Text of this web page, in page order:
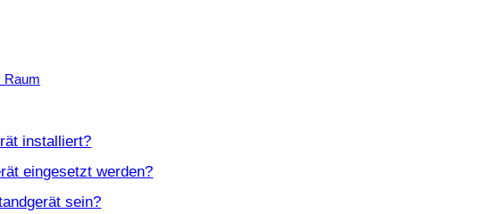
Raum
installiert?
eingesetzt werden?
sein?